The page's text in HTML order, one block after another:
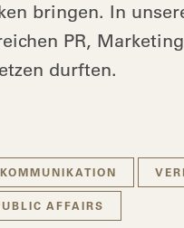
bringen. In
PR,
durften.
AFFAIRS